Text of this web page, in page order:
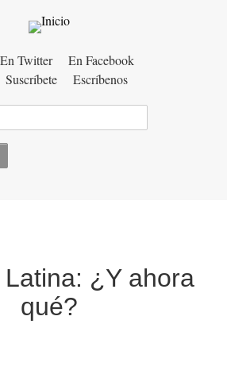
En Twitter
En Facebook
Suscríbete
Escríbenos
¿Y ahora
qué?